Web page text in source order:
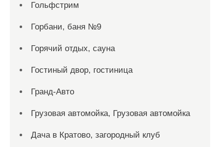
Гольфстрим
Горбани, баня №9
Горячий отдых, сауна
Гостиный двор, гостиница
Гранд-Авто
Грузовая автомойка, Грузовая автомойка
Дача в Кратово, загородный клуб